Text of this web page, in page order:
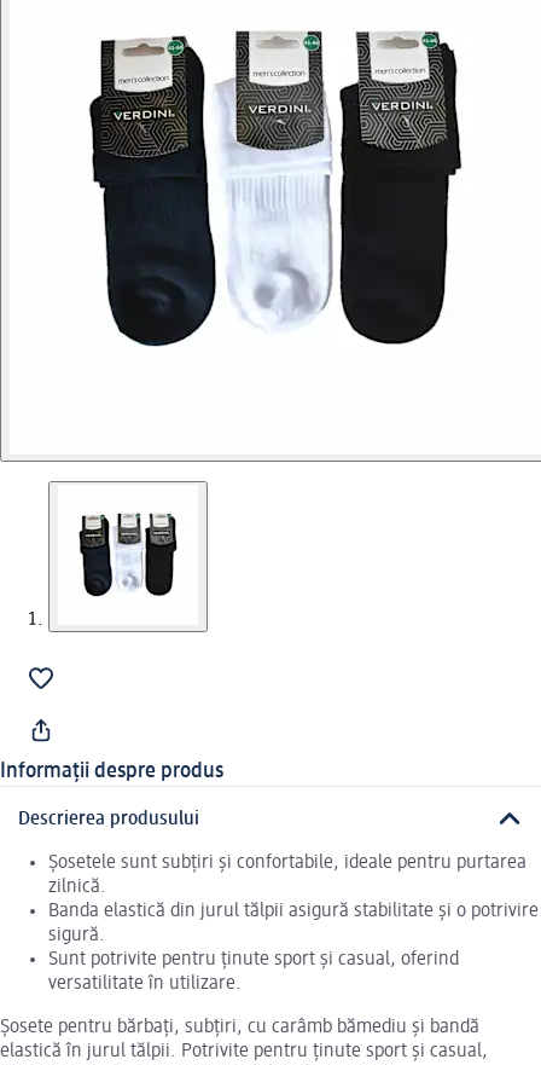
Informații despre produs
Descrierea produsului
Șosetele sunt subțiri și confortabile, ideale pentru purtarea
zilnică.
Banda elastică din jurul tălpii asigură stabilitate și o potrivire
sigură.
Sunt potrivite pentru ținute sport și casual, oferind
versatilitate în utilizare.
Șosete pentru bărbați, subțiri, cu carâmb bămediu și bandă
elastică în jurul tălpii. Potrivite pentru ținute sport și casual,